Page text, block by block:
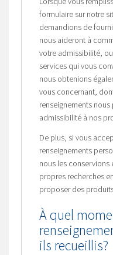
formulaire sur notre
demandions de
nous aideront à
votre admissibilité,
services qui vous
nous obtenions
vous concernant,
renseignements nous
admissibilité à nos
De plus, si vous
renseignements
nous les conservions
propres recherches
proposer des
À quel
ils recueillis?